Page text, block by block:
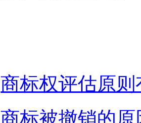
商标权评估原
商标被撤销的原